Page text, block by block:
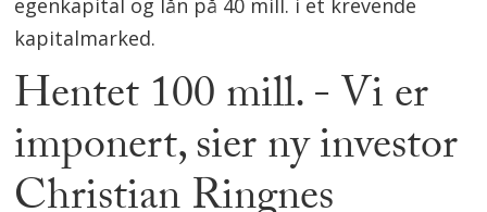
egenkapital og lån på 40 mill. i et krevende
kapitalmarked.
Hentet 100 mill. - Vi er
imponert, sier ny investor